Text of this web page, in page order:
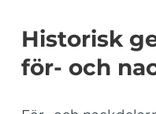
Historisk
för- och